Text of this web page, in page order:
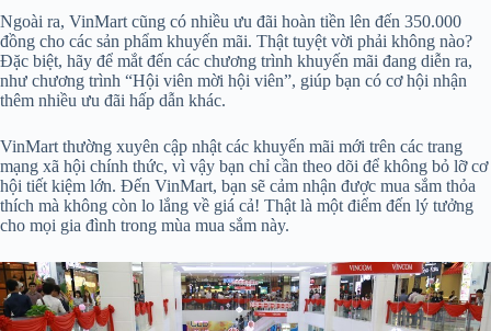
Ngoài ra, VinMart cũng có nhiều ưu đãi hoàn tiền lên đến 350.000
đồng cho các sản phẩm khuyến mãi. Thật tuyệt vời phải không nào?
Đặc biệt, hãy để mắt đến các chương trình khuyến mãi đang diễn ra,
như chương trình “Hội viên mời hội viên”, giúp bạn có cơ hội nhận
thêm nhiều ưu đãi hấp dẫn khác.
VinMart thường xuyên cập nhật các khuyến mãi mới trên các trang
mạng xã hội chính thức, vì vậy bạn chỉ cần theo dõi để không bỏ lỡ cơ
hội tiết kiệm lớn. Đến VinMart, bạn sẽ cảm nhận được mua sắm thỏa
thích mà không còn lo lắng về giá cả! Thật là một điểm đến lý tưởng
cho mọi gia đình trong mùa mua sắm này.